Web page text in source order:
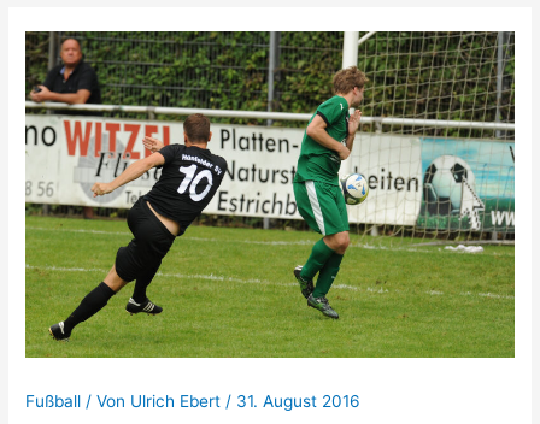
Fußball / Von Ulrich Ebert/ 31. August 2016